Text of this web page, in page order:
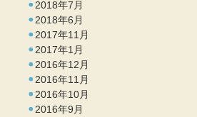
2018年7月
2018年6月
2017年11月
2017年1月
2016年12月
2016年11月
2016年10月
2016年9月